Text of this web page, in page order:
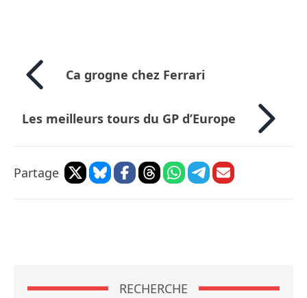
Ca grogne chez Ferrari
Les meilleurs tours du GP d’Europe
Partage
RECHERCHE